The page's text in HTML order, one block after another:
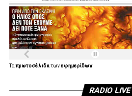
Ταπρωτοσέλιδατωνεφημερίδων
RADIO LIVE